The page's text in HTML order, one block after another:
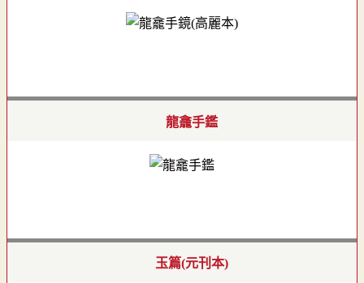
龍龕手鑑
玉篇(元刊本)